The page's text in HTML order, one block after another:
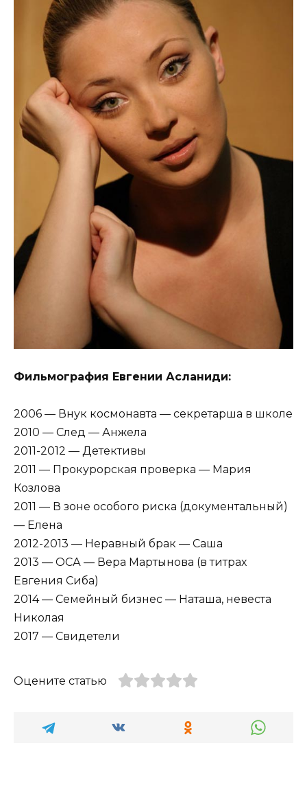
Фильмография Евгении Асланиди:
2006 — Внук космонавта — секретарша в школе
2010 — След — Анжела
2011-2012 — Детективы
2011 — Прокурорская проверка — Мария
Козлова
2011 — В зоне особого риска (документальный)
— Елена
2012-2013 — Неравный брак — Саша
2013 — ОСА — Вера Мартынова (в титрах
Евгения Сиба)
2014 — Семейный бизнес — Наташа, невеста
Николая
2017 — Свидетели
Оцените статью